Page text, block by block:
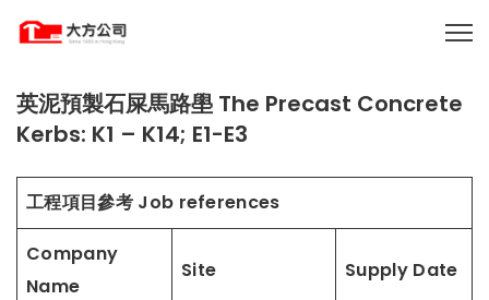
英泥預製石屎馬路壆 The Precast Concrete
Kerbs: K1 – K14; E1-E3
工程項目參考Job references
Company
Name
Site Supply Date